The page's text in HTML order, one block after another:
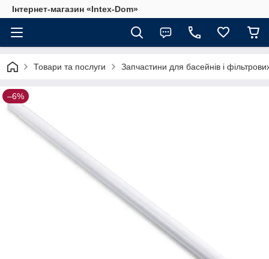
Інтернет-магазин «Intex-Dom»
Товари та послуги Запчастини для басейнів і
–6%